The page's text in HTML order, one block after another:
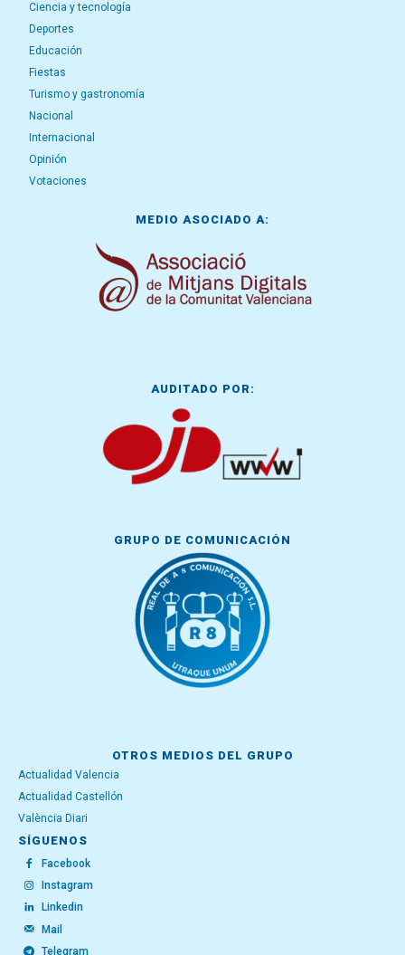
Ciencia y tecnología
Deportes
Educación
Fiestas
Turismo y gastronomía
Nacional
Internacional
Opinión
Votaciones
MEDIO ASOCIADO A:
AUDITADO POR:
GRUPO DE COMUNICACIÓN
OTROS MEDIOS DEL GRUPO
Actualidad Valencia
Actualidad Castellón
València Diari
SÍGUENOS
Facebook
Instagram
Linkedin
Mail
Telegram